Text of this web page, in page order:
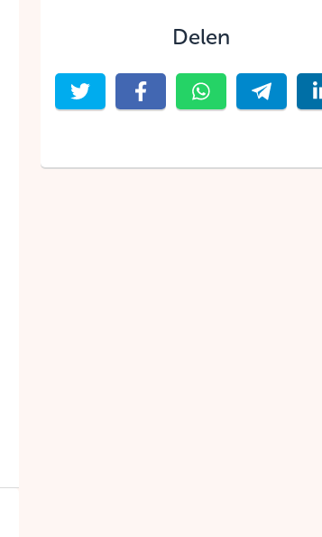
Delen